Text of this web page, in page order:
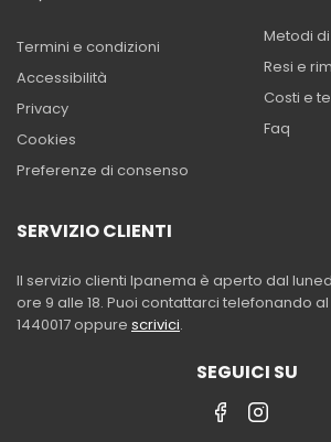
Termini e condizioni
Accessibilità
Privacy
Cookies
Preferenze di consenso
Metodi
Resi e
Costi e
Faq
SERVIZIO CLIENTI
Il servizio clienti Ipanema è aperto dal
ore 9 alle 18. Puoi contattarci telefonando
1440017 oppure scrivici.
SEGUICI SU